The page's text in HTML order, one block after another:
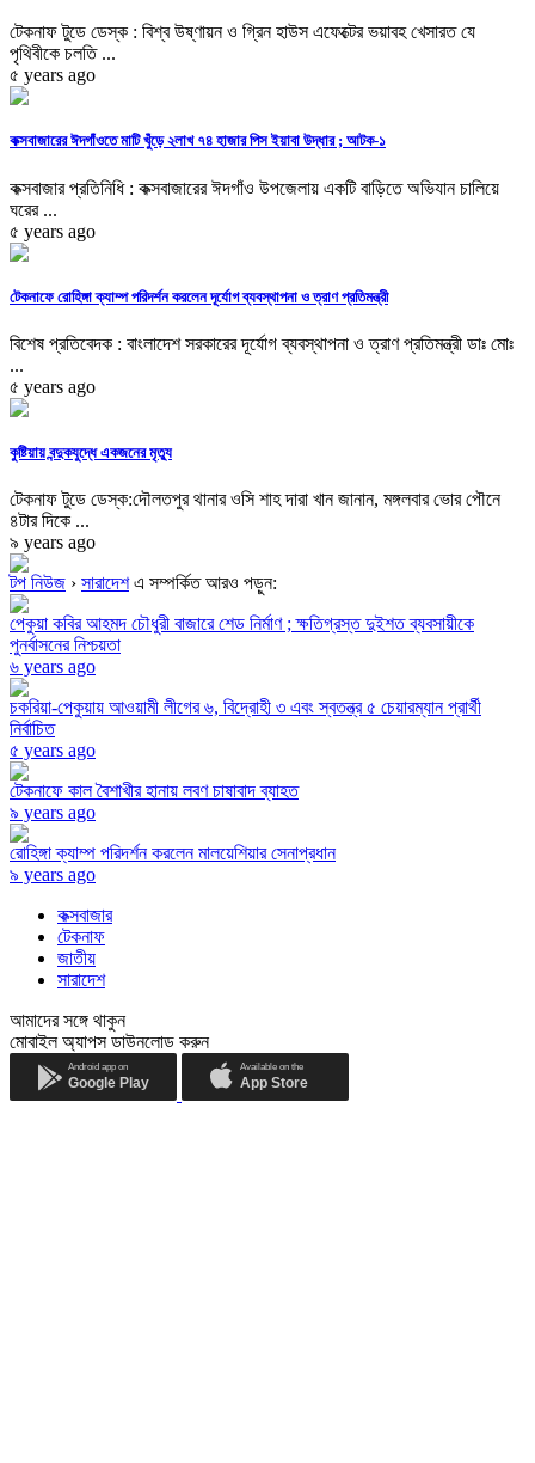
টেকনাফ টুডে ডেস্ক : বিশ্ব উষ্ণায়ন ও গ্রিন হাউস এফেক্টের ভয়াবহ খেসারত যে
পৃথিবীকে চলতি ...
৫ years ago
কক্সবাজারের ঈদগাঁওতে মাটি খুঁড়ে ২লাখ ৭৪ হাজার পিস ইয়াবা উদ্ধার ; আটক-১
কক্সবাজার প্রতিনিধি : কক্সবাজারের ঈদগাঁও উপজেলায় একটি বাড়িতে অভিযান চালিয়ে
ঘরের ...
৫ years ago
টেকনাফে রোহিঙ্গা ক্যাম্প পরিদর্শন করলেন দূর্যোগ ব্যবস্থাপনা ও ত্রাণ প্রতিমন্ত্রী
বিশেষ প্রতিবেদক : বাংলাদেশ সরকারের দূর্যোগ ব্যবস্থাপনা ও ত্রাণ প্রতিমন্ত্রী ডাঃ মোঃ
...
৫ years ago
কুষ্টিয়ায় বন্দুকযুদ্ধে একজনের মৃত্যু
টেকনাফ টুডে ডেস্ক:দৌলতপুর থানার ওসি শাহ দারা খান জানান, মঙ্গলবার ভোর পৌনে
৪টার দিকে ...
৯ years ago
টপ নিউজ › সারাদেশএ সম্পর্কিত আরও পড়ুন:
পেকুয়া কবির আহমদ চৌধুরী বাজারে শেড নির্মাণ ; ক্ষতিগ্রস্ত দুইশত ব্যবসায়ীকে
পুনর্বাসনের নিশ্চয়তা
৬ years ago
চকরিয়া-পেকুয়ায় আওয়ামী লীগের ৬, বিদ্রোহী ৩ এবং স্বতন্ত্র ৫ চেয়ারম্যান প্রার্থী
নির্বাচিত
৫ years ago
টেকনাফে কাল বৈশাখীর হানায় লবণ চাষাবাদ ব্যাহত
৯ years ago
রোহিঙ্গা ক্যাম্প পরিদর্শন করলেন মালয়েশিয়ার সেনাপ্রধান
৯ years ago
কক্সবাজার
টেকনাফ
জাতীয়
সারাদেশ
আমাদের সঙ্গে থাকুন
মোবাইল অ্যাপস ডাউনলোড করুন